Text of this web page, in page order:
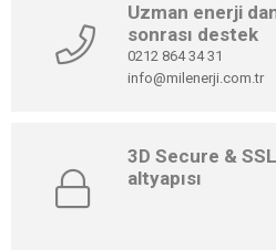
Uzman enerji
sonrası destek
0212 864 34 31
info@milenerji.com.tr
3D Secure &
altyapısı